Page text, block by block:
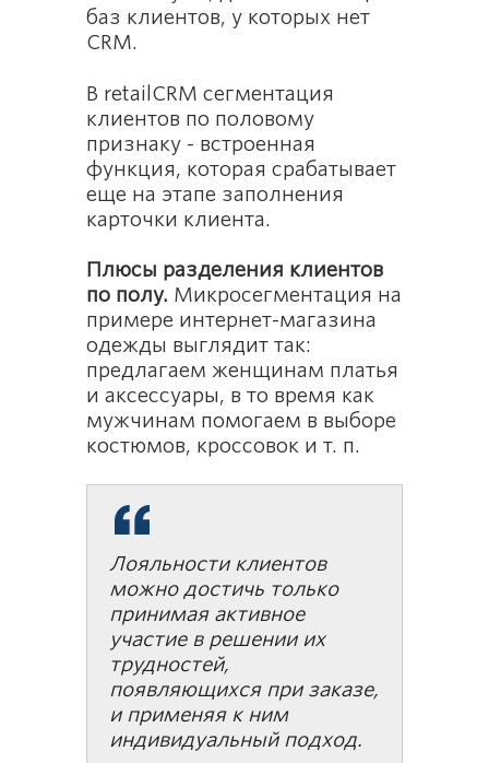
баз клиентов, у которых нет
CRM.
В retailCRM сегментация
клиентов по половому
признаку - встроенная
функция, которая срабатывает
еще на этапе заполнения
карточки клиента.
Плюсы разделения клиентов
по полу. Микросегментация на
примере интернет-магазина
одежды выглядит так:
предлагаем женщинам платья
и аксессуары, в то время как
мужчинам помогаем в выборе
костюмов, кроссовок и т. п.
Лояльности клиентов
можно достичь только
принимая активное
участие в решении их
трудностей,
появляющихся при заказе,
и применяя к ним
индивидуальный подход.